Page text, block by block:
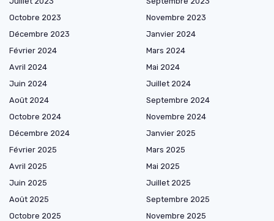
Octobre 2023
Novembre 2023
Décembre 2023
Janvier 2024
Février 2024
Mars 2024
Avril 2024
Mai 2024
Juin 2024
Juillet 2024
Août 2024
Septembre 2024
Octobre 2024
Novembre 2024
Décembre 2024
Janvier 2025
Février 2025
Mars 2025
Avril 2025
Mai 2025
Juin 2025
Juillet 2025
Août 2025
Septembre 2025
Octobre 2025
Novembre 2025